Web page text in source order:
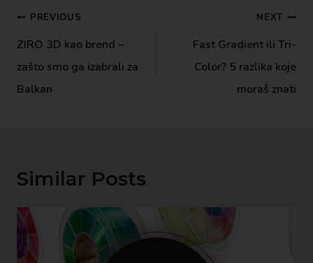
PREVIOUS
ZIRO 3D kao brend –
zašto smo ga izabrali za
Balkan
NEXT
Fast Gradient ili Tri-
Color? 5 razlika koje
moraš znati
Similar Posts